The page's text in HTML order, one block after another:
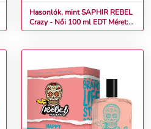
Hasonlók, mint SAPHIR REBEL
Crazy - Női 100 ml EDT Méret:
100 ml